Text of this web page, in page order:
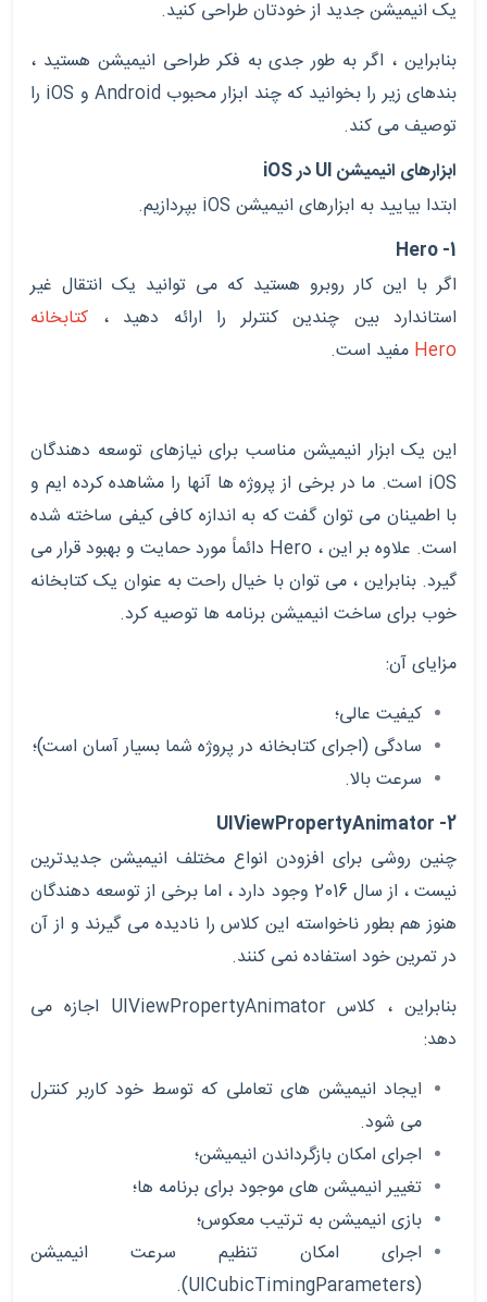
یک انیمیشن جدید از خودتان طراحی کنید.
بنابراین ، اگر به طور جدی به فکر طراحی انیمیشن هستید ،
بندهای زیر را بخوانید که چند ابزار محبوبAndroid و iOS را
توصیف می کند.
ابزارهای انیمیشنUIدرiOS
ابتدا بیایید به ابزارهای انیمیشن iOS بپردازیم.
1-
Hero
اگر با این کار روبرو هستید که می توانید یک انتقال غیر
استاندارد بین چندین کنترلر را ارائه دهید ، کتابخانه
Hero مفید است.
این یک ابزار انیمیشن مناسب برای نیازهای توسعه دهندگان
iOS است. ما در برخی از پروژه ها آنها را مشاهده کرده ایم و
با اطمینان می توان گفت که به اندازه کافی کیفی ساخته شده
است. علاوه بر این ، Hero دائماً مورد حمایت و بهبود قرار می
گیرد. بنابراین ، می توان با خیال راحت به عنوان یک کتابخانه
خوب برای ساخت انیمیشن برنامه ها توصیه کرد.
مزایای آن:
کیفیت عالی؛
سادگی (اجرای کتابخانه در پروژه شما بسیار آسان است)؛
سرعت بالا.
2-
UIViewPropertyAnimator
چنین روشی برای افزودن انواع مختلف انیمیشن جدیدترین
نیست ، از سال 2016 وجود دارد ، اما برخی از توسعه دهندگان
هنوز هم بطور ناخواسته این کلاس را نادیده می گیرند و از آن
در تمرین خود استفاده نمی کنند.
بنابراین ، کلاسUIViewPropertyAnimator اجازه می
دهد:
ایجاد انیمیشن های تعاملی که توسط خود کاربر کنترل
می شود.
اجرای امکان بازگرداندن انیمیشن؛
تغییر انیمیشن های موجود برای برنامه ها؛
بازی انیمیشن به ترتیب معکوس؛
اجرای امکان تنظیم سرعت انیمیشن
(
UICubicTimingParameters
).